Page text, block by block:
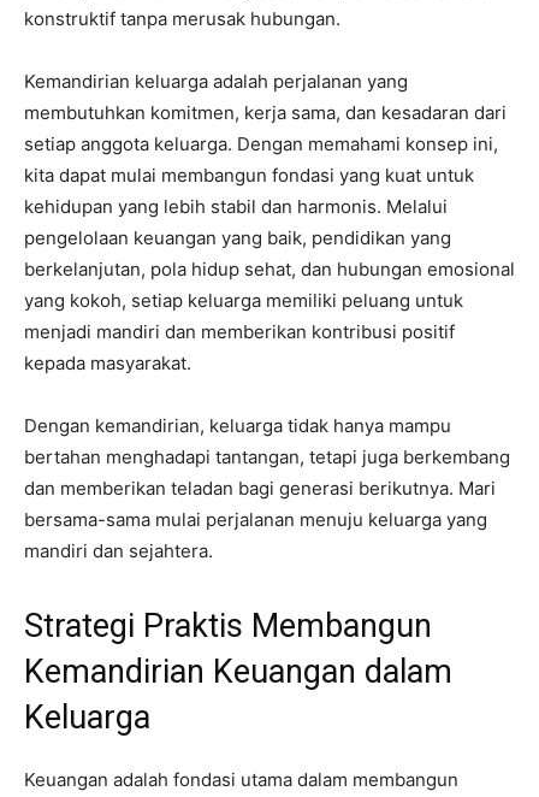
konstruktif tanpa merusak hubungan.
Kemandirian keluarga adalah perjalanan yang
membutuhkan komitmen, kerja sama, dan kesadaran dari
setiap anggota keluarga. Dengan memahami konsep ini,
kita dapat mulai membangun fondasi yang kuat untuk
kehidupan yang lebih stabil dan harmonis. Melalui
pengelolaan keuangan yang baik, pendidikan yang
berkelanjutan, pola hidup sehat, dan hubungan emosional
yang kokoh, setiap keluarga memiliki peluang untuk
menjadi mandiri dan memberikan kontribusi positif
kepada masyarakat.
Dengan kemandirian, keluarga tidak hanya mampu
bertahan menghadapi tantangan, tetapi juga berkembang
dan memberikan teladan bagi generasi berikutnya. Mari
bersama-sama mulai perjalanan menuju keluarga yang
mandiri dan sejahtera.
Strategi Praktis Membangun
Kemandirian Keuangan dalam
Keluarga
Keuangan adalah fondasi utama dalam membangun